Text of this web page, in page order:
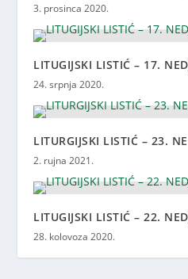
3. prosinca 2020.
LITUGIJSKI LISTIĆ – 17.
24. srpnja 2020.
LITURGIJSKI LISTIĆ – 23.
2. rujna 2021.
LITUGIJSKI LISTIĆ – 22.
28. kolovoza 2020.